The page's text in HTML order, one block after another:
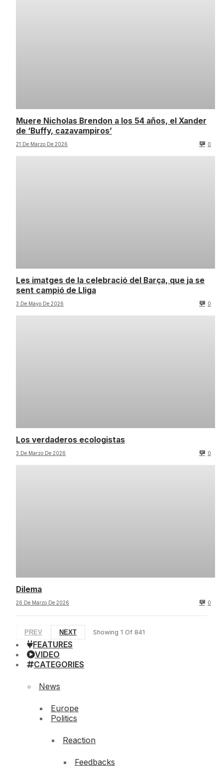
Muere Nicholas Brendon a los 54 años, el Xander
de ‘Buffy, cazavampiros’
21 De Marzo De 2026 0
Les imatges de la celebració del Barça, que ja se
sent campió de Lliga
3 De Mayo De 2026 0
Los verdaderos ecologistas
3 De Marzo De 2026 0
Dilema
26 De Marzo De 2026 0
PREV NEXT Showing 1 Of 841
FEATURES
VIDEO
CATEGORIES
News
Europe
Politics
Reaction
Feedbacks